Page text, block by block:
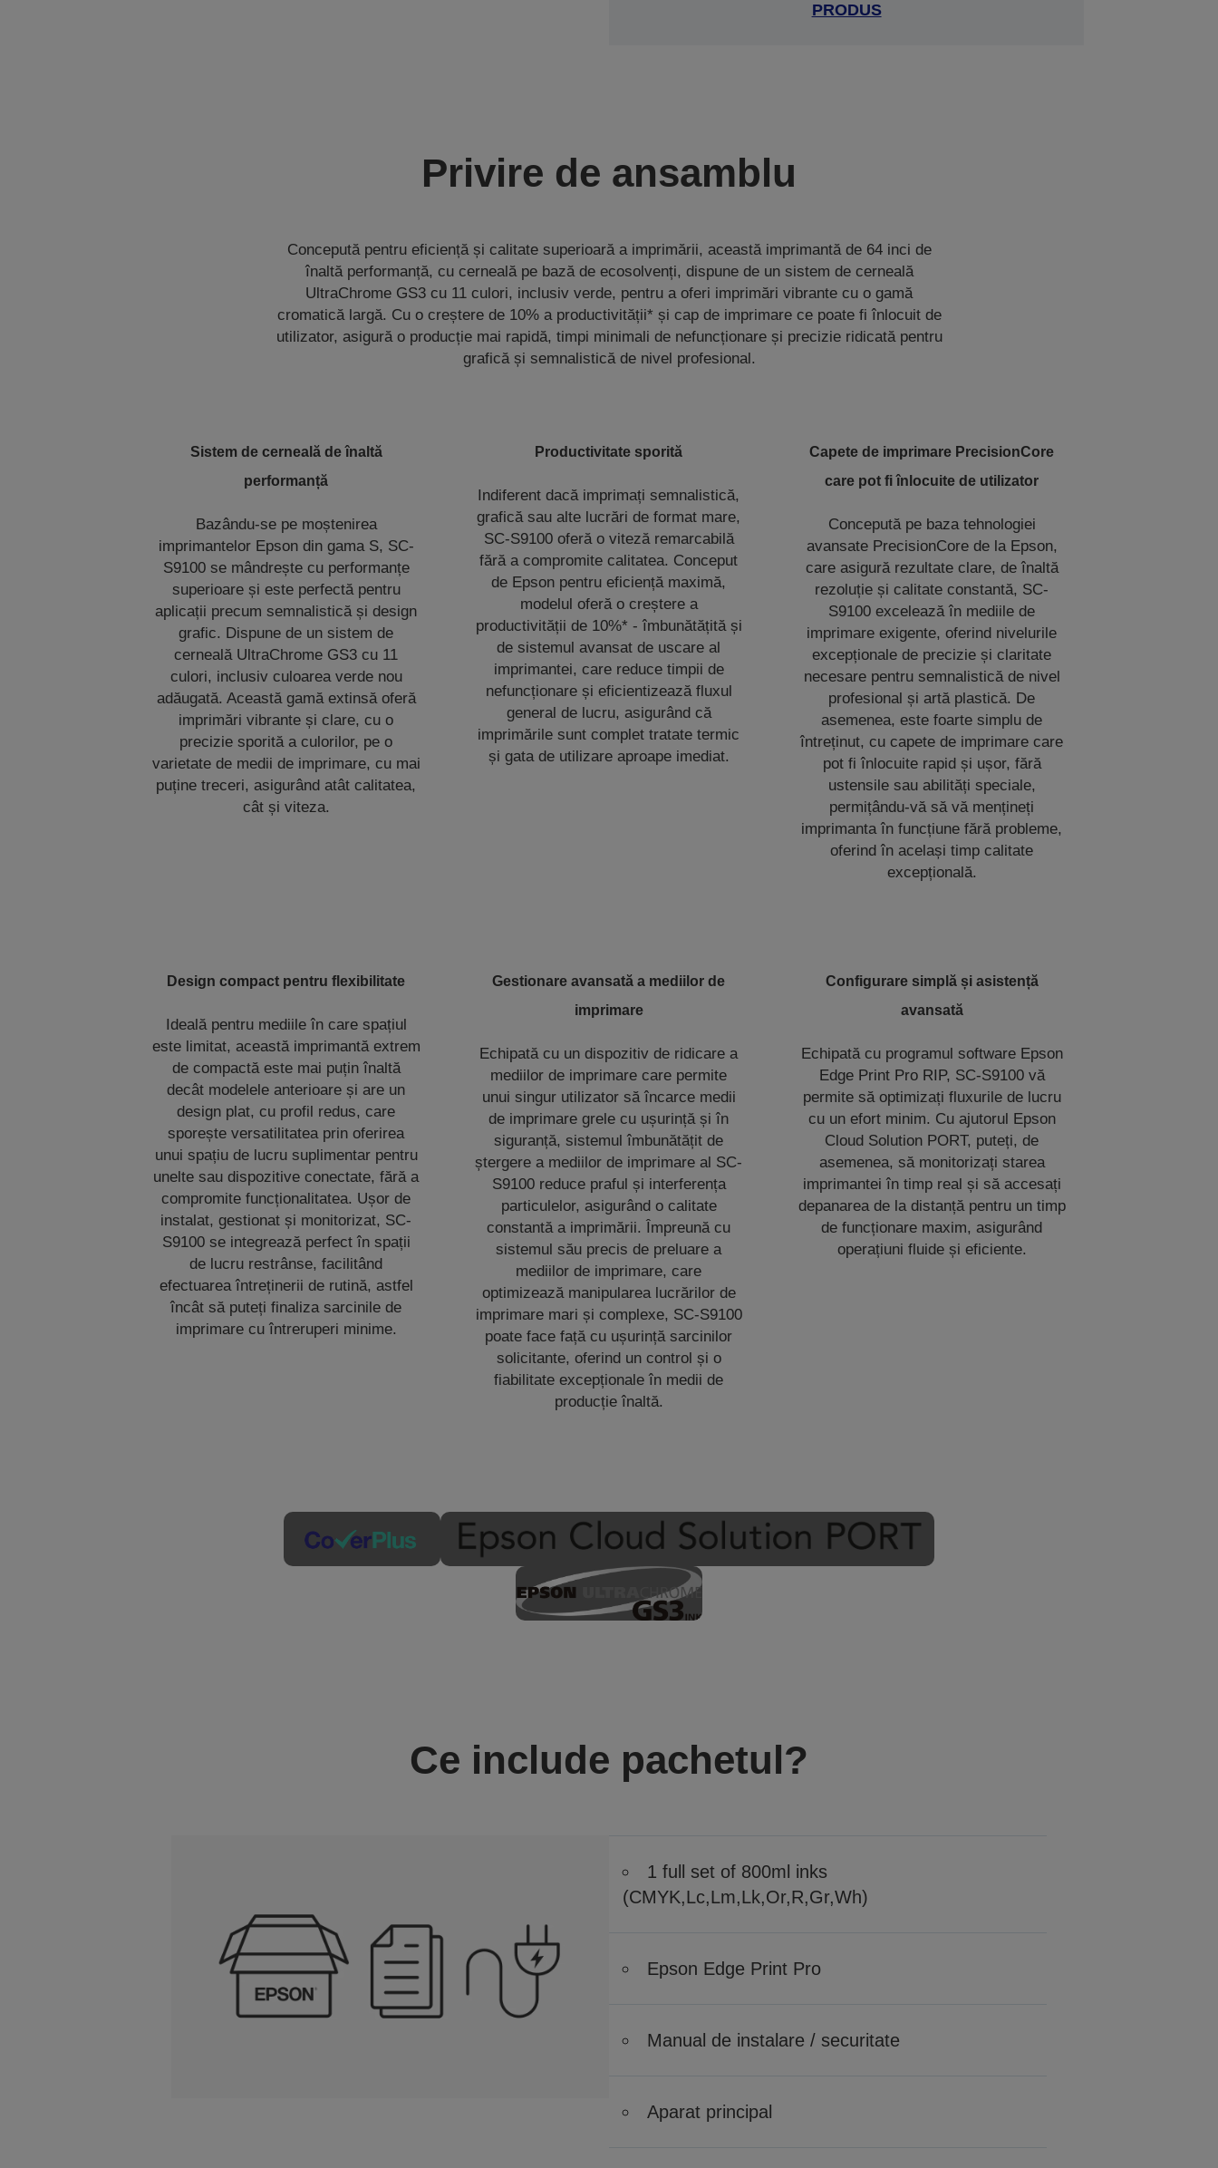
PRODUS
Privire de ansamblu
Concepută pentru eficiență și calitate superioară a imprimării, această imprimantă de 64 inci de
înaltă performanță, cu cerneală pe bază de ecosolvenți, dispune de un sistem de cerneală
UltraChrome GS3 cu 11 culori, inclusiv verde, pentru a oferi imprimări vibrante cu o gamă
cromatică largă. Cu o creștere de 10% a productivității* și cap de imprimare ce poate fi înlocuit de
utilizator, asigură o producție mai rapidă, timpi minimali de nefuncționare și precizie ridicată pentru
grafică și semnalistică de nivel profesional.
Sistem de cerneală de înaltă
performanță
Bazându-se pe moștenirea
imprimantelor Epson din gama S, SC-
S9100 se mândrește cu performanțe
superioare și este perfectă pentru
aplicații precum semnalistică și design
grafic. Dispune de un sistem de
cerneală UltraChrome GS3 cu 11
culori, inclusiv culoarea verde nou
adăugată. Această gamă extinsă oferă
imprimări vibrante și clare, cu o
precizie sporită a culorilor, pe o
varietate de medii de imprimare, cu mai
puține treceri, asigurând atât calitatea,
cât și viteza.
Productivitate sporită
Indiferent dacă imprimați semnalistică,
grafică sau alte lucrări de format mare,
SC-S9100 oferă o viteză remarcabilă
fără a compromite calitatea. Conceput
de Epson pentru eficiență maximă,
modelul oferă o creștere a
productivității de 10%* - îmbunătățită și
de sistemul avansat de uscare al
imprimantei, care reduce timpii de
nefuncționare și eficientizează fluxul
general de lucru, asigurând că
imprimările sunt complet tratate termic
și gata de utilizare aproape imediat.
Capete de imprimare PrecisionCore
care pot fi înlocuite de utilizator
Concepută pe baza tehnologiei
avansate PrecisionCore de la Epson,
care asigură rezultate clare, de înaltă
rezoluție și calitate constantă, SC-
S9100 excelează în mediile de
imprimare exigente, oferind nivelurile
excepționale de precizie și claritate
necesare pentru semnalistică de nivel
profesional și artă plastică. De
asemenea, este foarte simplu de
întreținut, cu capete de imprimare care
pot fi înlocuite rapid și ușor, fără
ustensile sau abilități speciale,
permițându-vă să vă mențineți
imprimanta în funcțiune fără probleme,
oferind în același timp calitate
excepțională.
Design compact pentru flexibilitate
Ideală pentru mediile în care spațiul
este limitat, această imprimantă extrem
de compactă este mai puțin înaltă
decât modelele anterioare și are un
design plat, cu profil redus, care
sporește versatilitatea prin oferirea
unui spațiu de lucru suplimentar pentru
unelte sau dispozitive conectate, fără a
compromite funcționalitatea. Ușor de
instalat, gestionat și monitorizat, SC-
S9100 se integrează perfect în spații
de lucru restrânse, facilitând
efectuarea întreținerii de rutină, astfel
încât să puteți finaliza sarcinile de
imprimare cu întreruperi minime.
Gestionare avansată a mediilor de
imprimare
Echipată cu un dispozitiv de ridicare a
mediilor de imprimare care permite
unui singur utilizator să încarce medii
de imprimare grele cu ușurință și în
siguranță, sistemul îmbunătățit de
ștergere a mediilor de imprimare al SC-
S9100 reduce praful și interferența
particulelor, asigurând o calitate
constantă a imprimării. Împreună cu
sistemul său precis de preluare a
mediilor de imprimare, care
optimizează manipularea lucrărilor de
imprimare mari și complexe, SC-S9100
poate face față cu ușurință sarcinilor
solicitante, oferind un control și o
fiabilitate excepționale în medii de
producție înaltă.
Configurare simplă și asistență
avansată
Echipată cu programul software Epson
Edge Print Pro RIP, SC-S9100 vă
permite să optimizați fluxurile de lucru
cu un efort minim. Cu ajutorul Epson
Cloud Solution PORT, puteți, de
asemenea, să monitorizați starea
imprimantei în timp real și să accesați
depanarea de la distanță pentru un timp
de funcționare maxim, asigurând
operațiuni fluide și eficiente.
Ce include pachetul?
1 full set of 800ml inks
(CMYK,Lc,Lm,Lk,Or,R,Gr,Wh)
Epson Edge Print Pro
Manual de instalare / securitate
Aparat principal